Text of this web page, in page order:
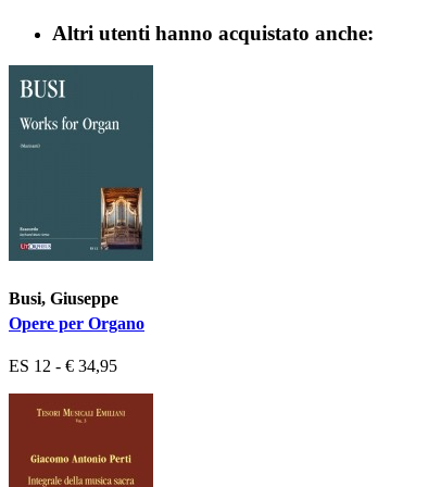
Altri utenti hanno acquistato anche:
Busi, Giuseppe
Opere per Organo
ES 12 - € 34,95